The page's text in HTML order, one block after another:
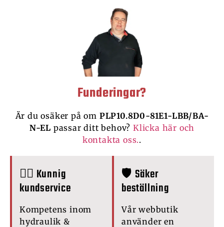
Funderingar?
Är du osäker på om PLP10.8D0-81E1-LBB/BA-
N-EL passar ditt behov? Klicka här och
kontakta oss..
🙋‍♂️ Kunnig
kundservice
Kompetens inom
hydraulik &
🛡️ Säker
beställning
Vår webbutik
använder en